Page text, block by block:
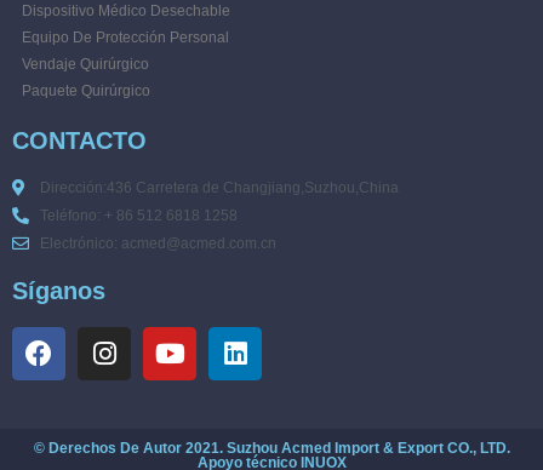
Dispositivo Médico Desechable
Equipo De Protección Personal
Vendaje Quirúrgico
Paquete Quirúrgico
CONTACTO
Dirección:436 Carretera de Changjiang,Suzhou,China
Teléfono: + 86 512 6818 1258
Electrónico: acmed@acmed.com.cn
Síganos
© Derechos De Autor 2021. Suzhou Acmed Import & Export CO., LTD.
Apoyo técnico INUOX